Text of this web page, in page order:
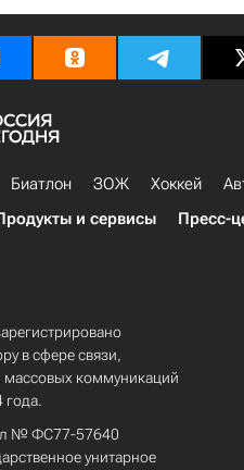
Биатлон ЗОЖ Хоккей
и сервисы Пресс-
в сфере связи,
коммуникаций
№ ФС77-57640
унитарное